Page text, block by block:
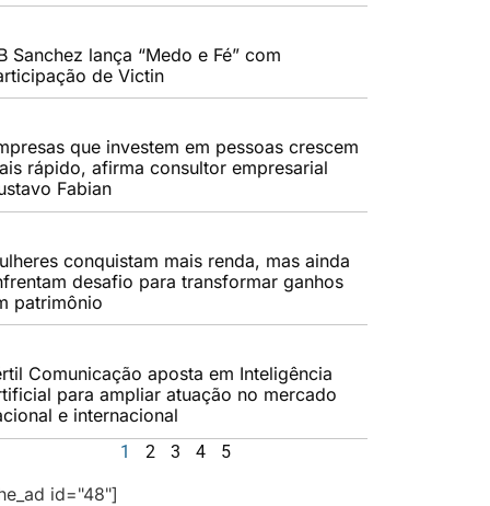
Sanchez lança “Medo e Fé” com
de Victin
que investem em pessoas crescem
rápido, afirma consultor empresarial
Fabian
conquistam mais renda, mas ainda
desafio para transformar ganhos
patrimônio
Comunicação aposta em Inteligência
para ampliar atuação no mercado
e internacional
1 2 3 4 5
id="48"]